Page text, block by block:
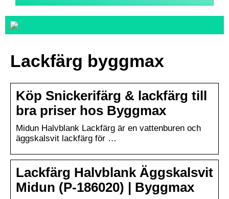
Lackfärg byggmax
Köp Snickerifärg & lackfärg till
bra priser hos Byggmax
Midun Halvblank Lackfärg är en vattenburen och
äggskalsvit lackfärg för …
Lackfärg Halvblank Äggskalsvit
Midun (P-186020) | Byggmax